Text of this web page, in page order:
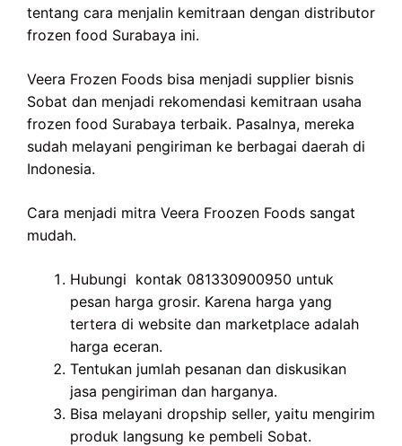
tentang cara menjalin kemitraan dengan distributor
frozen food Surabaya ini.
Veera Frozen Foods bisa menjadi supplier bisnis
Sobat dan menjadi rekomendasi kemitraan usaha
frozen food Surabaya terbaik. Pasalnya, mereka
sudah melayani pengiriman ke berbagai daerah di
Indonesia.
Cara menjadi mitra Veera Froozen Foods sangat
mudah.
Hubungi kontak 081330900950 untuk
pesan harga grosir. Karena harga yang
tertera di website dan marketplace adalah
harga eceran.
Tentukan jumlah pesanan dan diskusikan
jasa pengiriman dan harganya.
Bisa melayani dropship seller, yaitu mengirim
produk langsung ke pembeli Sobat.